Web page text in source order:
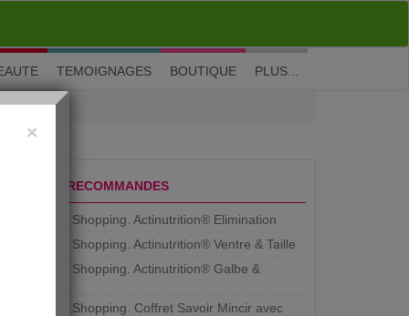
M'inscrire| Me connecter| ? Visite guidée
TEMOIGNAGES BOUTIQUE PLUS...
PRODUITS RECOMMANDES
Aujourdhui Shopping. Actinutrition® Elimination
Aujourdhui Shopping. Actinutrition® Ventre & Taille
Aujourdhui Shopping. Actinutrition® Galbe &
Aujourdhui Shopping. ​Coffret Savoir Mincir avec
×